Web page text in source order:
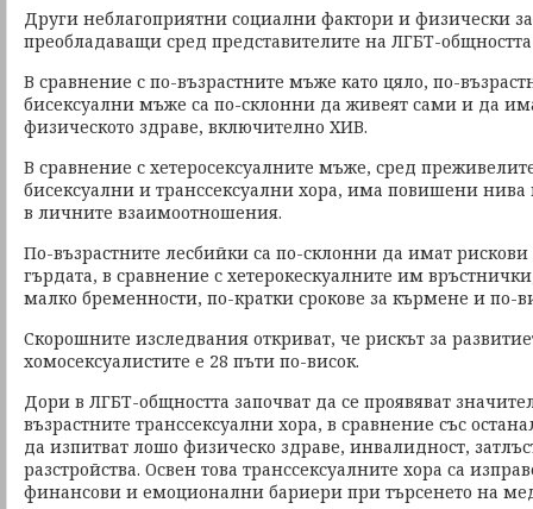
Други неблагоприятни социални фактори и физически
преобладаващи сред представителите на ЛГБТ-общността
В сравнение с по-възрастните мъже като цяло, по-
бисексуални мъже са по-склонни да живеят сами и да
физическото здраве, включително ХИВ.
В сравнение с хетеросексуалните мъже, сред
бисексуални и транссексуални хора, има повишени нива
в личните взаимоотношения.
По-възрастните лесбийки са по-склонни да имат
гърдата, в сравнение с хетерокескуалните им
малко бременности, по-кратки срокове за кърмене и по-
Скорошните изследвания откриват, че рискът за
хомосексуалистите е 28 пъти по-висок.
Дори в ЛГБТ-общността започват да се проявяват
възрастните транссексуални хора, в сравнение със
да изпитват лошо физическо здраве, инвалидност,
разстройства. Освен това транссексуалните хора са
финансови и емоционални бариери при търсенето на